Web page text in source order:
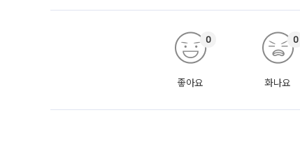
좋아요
0
화나요
0